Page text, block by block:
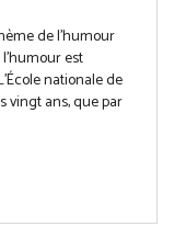
de l’humour
est
nationale de
vingt ans, que par